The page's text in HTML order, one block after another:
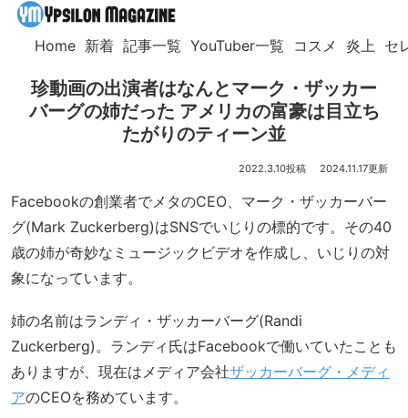
Home 新着 記事一覧 YouTuber一覧 コスメ 炎上 セ
珍動画の出演者はなんとマーク・ザッカー
バーグの姉だった アメリカの富豪は目立ち
たがりのティーン並
2022.3.10 2024.11.17
Facebookの創業者でメタのCEO、マーク・ザッカーバー
グ(Mark Zuckerberg)はSNSでいじりの標的です。その40
歳の姉が奇妙なミュージックビデオを作成し、いじりの対
象になっています。
姉の名前はランディ・ザッカーバーグ(Randi
Zuckerberg)。ランディ氏はFacebookで働いていたことも
ありますが、現在はメディア会社ザッカーバーグ・メディ
アのCEOを務めています。